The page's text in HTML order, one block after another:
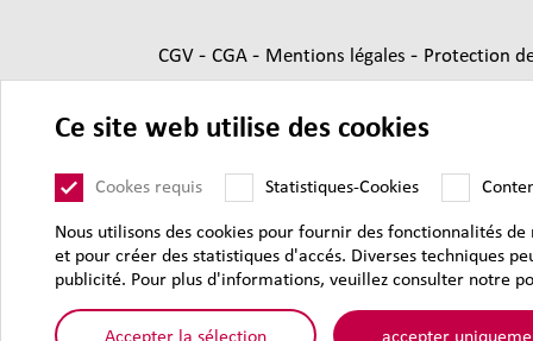
CGV - CGA - Mentions légales - Protection
© 2026
Ce site web utilise des cookies
Cookes requis Statistiques-Cookies
Nous utilisons des cookies pour fournir des fonctionnalités
et pour créer des statistiques d'accés. Diverses techniques
publicité. Pour plus d'informations, veuillez consulter notre
Accepter la sélection accepter